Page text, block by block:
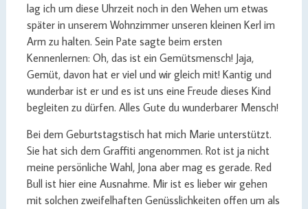
lag ich um diese Uhrzeit noch in den Wehen um etwas
später in unserem Wohnzimmer unseren kleinen Kerl im
Arm zu halten. Sein Pate sagte beim ersten
Kennenlernen: Oh, das ist ein Gemütsmensch! Jaja,
Gemüt, davon hat er viel und wir gleich mit! Kantig und
wunderbar ist er und es ist uns eine Freude dieses Kind
begleiten zu dürfen. Alles Gute du wunderbarer Mensch!
Bei dem Geburtstagstisch hat mich Marie unterstützt.
Sie hat sich dem Graffiti angenommen. Rot ist ja nicht
meine persönliche Wahl, Jona aber mag es gerade. Red
Bull ist hier eine Ausnahme. Mir ist es lieber wir gehen
mit solchen zweifelhaften Genüsslichkeiten offen um als